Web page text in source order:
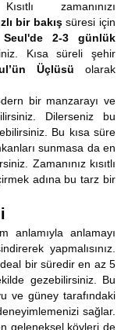
zamanınızı
bir bakışsüresi için
Seul'de 2-3 günlük
Kısa süreli şehir
Üçlüsüolarak
bir manzarayı ve
Dilerseniz bu
Bu kısa süre
sunmasa da en
Zamanınız kısıtlı
adına bu tarz bir
anlamıyla anlamayı
yapmalısınız.
bir süredir en az 5
gezebilirsiniz. Bu
ve güney tarafındaki
sağlar.
geleneksel köyleri de